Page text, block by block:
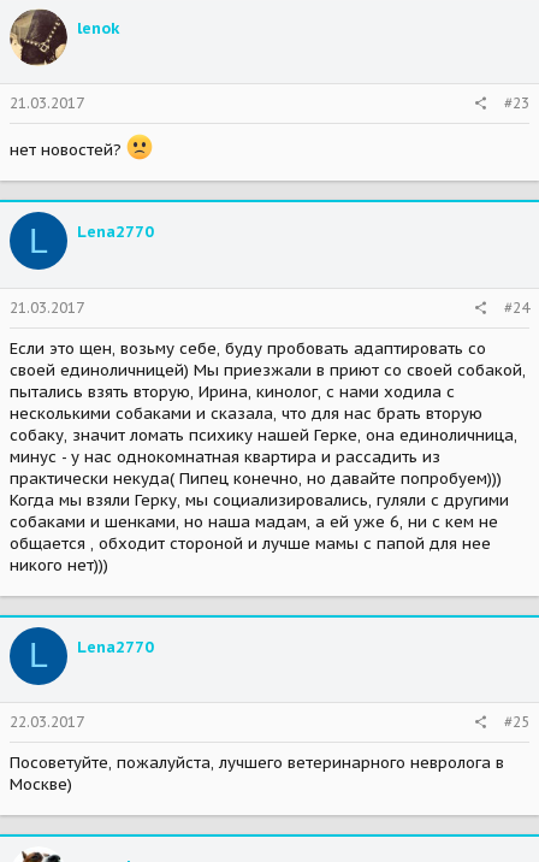
lenok
21.03.2017 #23
нет новостей?
L Lena2770
21.03.2017 #24
Если это щен, возьму себе, буду пробовать адаптировать со
своей единоличницей) Мы приезжали в приют со своей собакой,
пытались взять вторую, Ирина, кинолог, с нами ходила с
несколькими собаками и сказала, что для нас брать вторую
собаку, значит ломать психику нашей Герке, она единоличница,
минус - у нас однокомнатная квартира и рассадить из
практически некуда( Пипец конечно, но давайте попробуем)))
Когда мы взяли Герку, мы социализировались, гуляли с другими
собаками и шенками, но наша мадам, а ей уже 6, ни с кем не
общается , обходит стороной и лучше мамы с папой для нее
никого нет)))
L Lena2770
22.03.2017 #25
Посоветуйте, пожалуйста, лучшего ветеринарного невролога в
Москве)